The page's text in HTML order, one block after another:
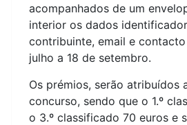
acompanhados de um
interior os dados
contribuinte, email e
julho a 18 de setembro.
Os prémios, serão atribuídos
concurso, sendo que o 1.º
o 3.º classificado 70 euros e